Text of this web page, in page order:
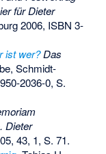
für Dieter
2006, ISBN 3-
ist wer?Das
Schmidt-
2036-0, S.
Dieter
43, 1, S. 71.